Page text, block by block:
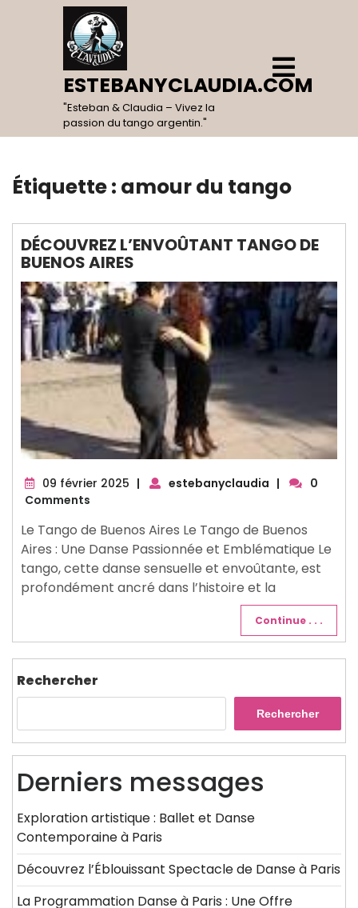
ESTEBANYCLAUDIA.COM
"Esteban & Claudia – Vivez la
passion du tango argentin."
Open
Menu
Étiquette : amour du tango
DÉCOUVREZ L’ENVOÛTANT TANGO DE
BUENOS AIRES
09 février 2025 09
| estebanyclaudia |
0
Comments
Le Tango de Buenos Aires Le Tango de Buenos
Aires : Une Danse Passionnée et Emblématique Le
tango, cette danse sensuelle et envoûtante, est
profondément ancré dans l’histoire et la
Continue . . .
Rechercher
Rechercher
Derniers messages
Exploration artistique : Ballet et Danse
Contemporaine à Paris
Découvrez l’Éblouissant Spectacle de Danse à Paris
La Programmation Danse à Paris : Une Offre